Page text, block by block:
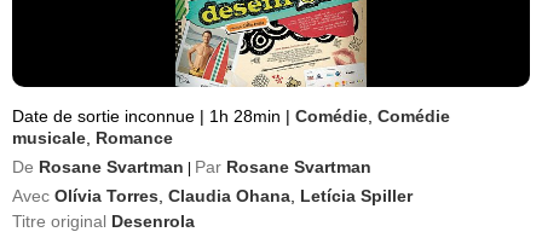
Date de sortie inconnue | 1h 28min | Comédie Comédie
musicale Romance
De Rosane Svartman Par Rosane Svartman
Avec Olívia Torres Claudia Ohana Letícia Spiller
Titre original Desenrola